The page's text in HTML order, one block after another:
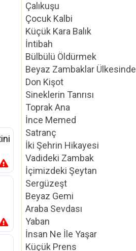
Çalıkuşu
Çocuk Kalbi
Küçük Kara Balık
İntibah
Bülbülü Öldürmek
Beyaz Zambaklar Ülkesinde
Don Kişot
Sineklerin Tanrısı
Toprak Ana
İnce Memed
Satranç
İki Şehrin Hikayesi
Vadideki Zambak
İçimizdeki Şeytan
Sergüzeşt
Beyaz Gemi
Araba Sevdası
Yaban
İnsan Ne İle Yaşar
Küçük Prens